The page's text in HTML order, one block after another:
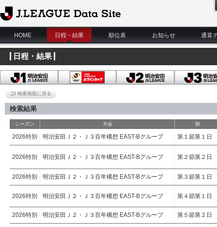
J.League Data Site
HOME
日程・結果 順位表 お知らせ 通算
日程・結果
検索画面に戻る
検索結果
シーズン 大会 節
2026特別 明治安田Ｊ２・Ｊ３百年構想 EAST-Bグループ 第１節第１日
2026特別 明治安田Ｊ２・Ｊ３百年構想 EAST-Bグループ 第２節第２日
2026特別 明治安田Ｊ２・Ｊ３百年構想 EAST-Bグループ 第３節第１日
2026特別 明治安田Ｊ２・Ｊ３百年構想 EAST-Bグループ 第４節第１日
2026特別 明治安田Ｊ２・Ｊ３百年構想 EAST-Bグループ 第５節第２日